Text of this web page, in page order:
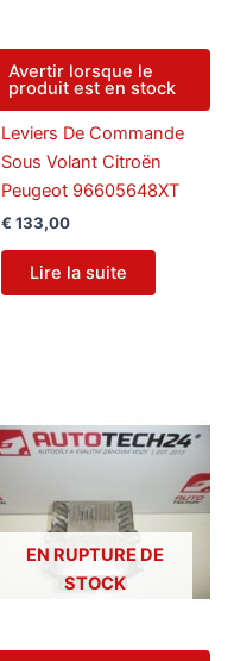
Avertir lorsque le
produit est en stock
Leviers De Commande
Sous Volant Citroën
Peugeot 96605648XT
€ 133,00
Lire la suite
EN RUPTURE DE
STOCK